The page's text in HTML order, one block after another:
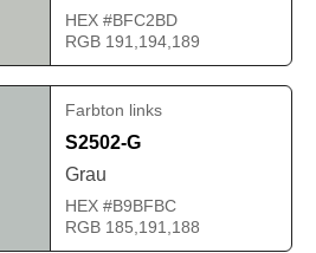
HEX #BFC2BD
RGB 191,194,189
Farbton links
S2502-G
Grau
HEX #B9BFBC
RGB 185,191,188